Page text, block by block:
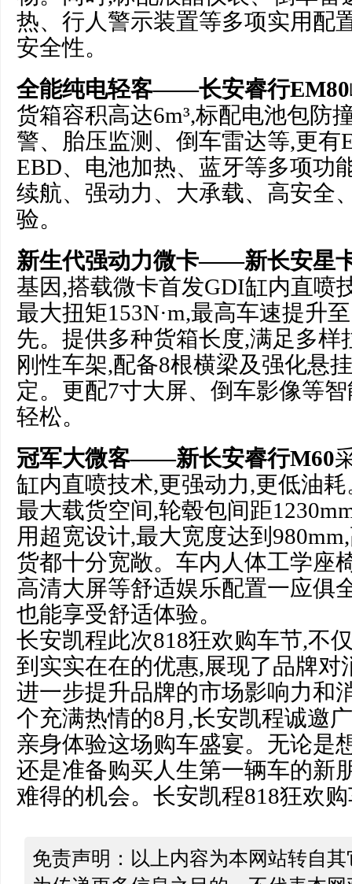
热、行人警示装置等多项实用配
安全性。
全能纯电轻客——长安睿行EM80
货箱容积高达6m³,标配电池包防
警、胎压监测、倒车雷达等,更有
EBD、电池加热、蓝牙等多项功
续航、强动力、大承载、高安全
验。
新生代强动力微卡——新长安星
基因,搭载微卡首发GDI缸内直喷
最大扭矩153N·m,最高车速提升
先。提供多种货箱长度,满足多样
刚性车架,配备8根横梁及强化悬
定。更配7寸大屏、倒车影像等
轻松。
冠军大微客——新长安睿行M60
缸内直喷技术,更强动力,更低油耗
最大载货空间,轮毂包间距
用超宽设计,最大宽度达到
货都十分宽敞。车内人体工学座
高清大屏等舒适娱乐配置一应俱
也能享受舒适体验。
长安凯程此次818狂欢购车节,不
到实实在在的优惠,展现了品牌对
进一步提升品牌的市场影响力和
个充满热情的8月,长安凯程诚邀
亲身体验这场购车盛宴。无论是
还是准备购买人生第一辆车的新
难得的机会。长安凯程818狂欢
免责声明：以上内容为本网站转自